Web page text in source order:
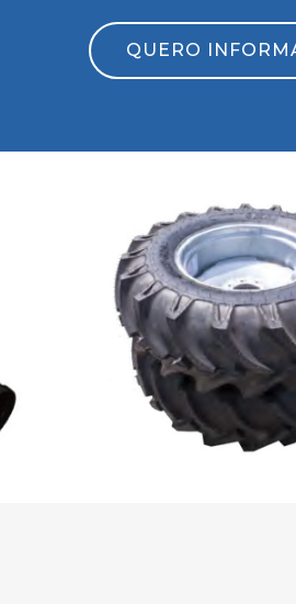
QUERO